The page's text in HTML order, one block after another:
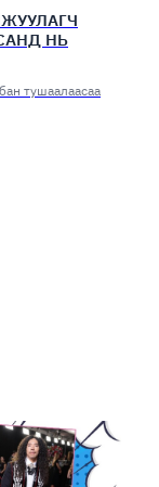
НЬ
тушаалаасаа